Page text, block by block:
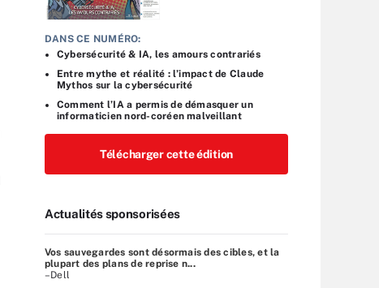
DANS CE NUMÉRO:
Cybersécurité & IA, les amours contrariés
Entre mythe et réalité : l’impact de Claude
Mythos sur la cybersécurité
Comment l’IA a permis de démasquer un
informaticien nord-coréen malveillant
Télécharger cette édition
Actualités sponsorisées
Vos sauvegardes sont désormais des cibles, et la
plupart des plans de reprise n...
–Dell